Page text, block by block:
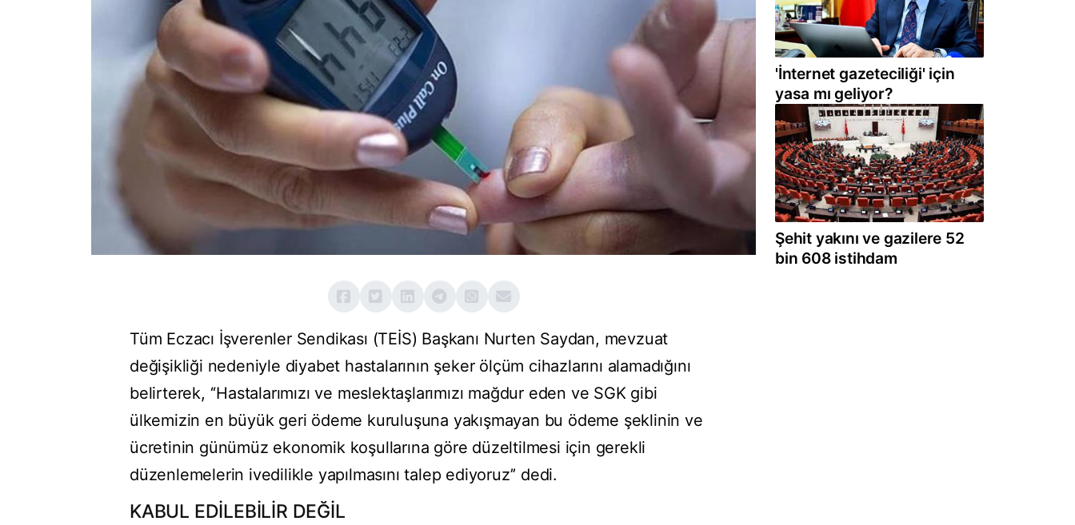
Tüm Eczacı İşverenler Sendikası (TEİS) Başkanı Nurten Saydan, mevzuat
değişikliği nedeniyle diyabet hastalarının şeker ölçüm cihazlarını alamadığını
belirterek, ‘‘Hastalarımızı ve meslektaşlarımızı mağdur eden ve SGK gibi
ülkemizin en büyük geri ödeme kuruluşuna yakışmayan bu ödeme şeklinin ve
ücretinin günümüz ekonomik koşullarına göre düzeltilmesi için gerekli
düzenlemelerin ivedilikle yapılmasını talep ediyoruz’’ dedi.
KABUL EDİLEBİLİR DEĞİL
'İnternet gazeteciliği' için
yasa mı geliyor?
Şehit yakını ve gazilere 52
bin 608 istihdam